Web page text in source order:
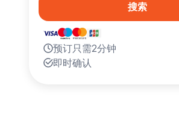
搜索
预订只需2分钟
即时确认